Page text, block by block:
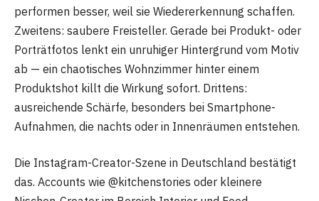
performen besser, weil sie Wiedererkennung schaffen.
Zweitens: saubere Freisteller. Gerade bei Produkt- oder
Porträtfotos lenkt ein unruhiger Hintergrund vom Motiv
ab — ein chaotisches Wohnzimmer hinter einem
Produktshot killt die Wirkung sofort. Drittens:
ausreichende Schärfe, besonders bei Smartphone-
Aufnahmen, die nachts oder in Innenräumen entstehen.
Die Instagram-Creator-Szene in Deutschland bestätigt
das. Accounts wie @kitchenstories oder kleinere